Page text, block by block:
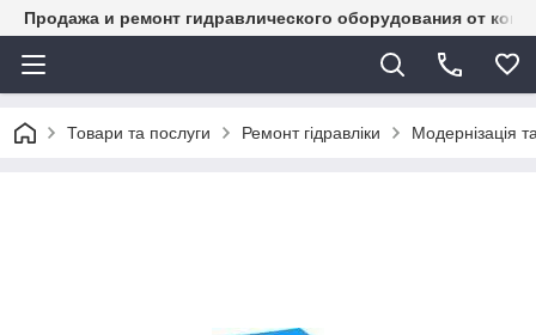
Продажа и ремонт гидравлического оборудования от
Товари та послуги Ремонт гідравліки Модернізація